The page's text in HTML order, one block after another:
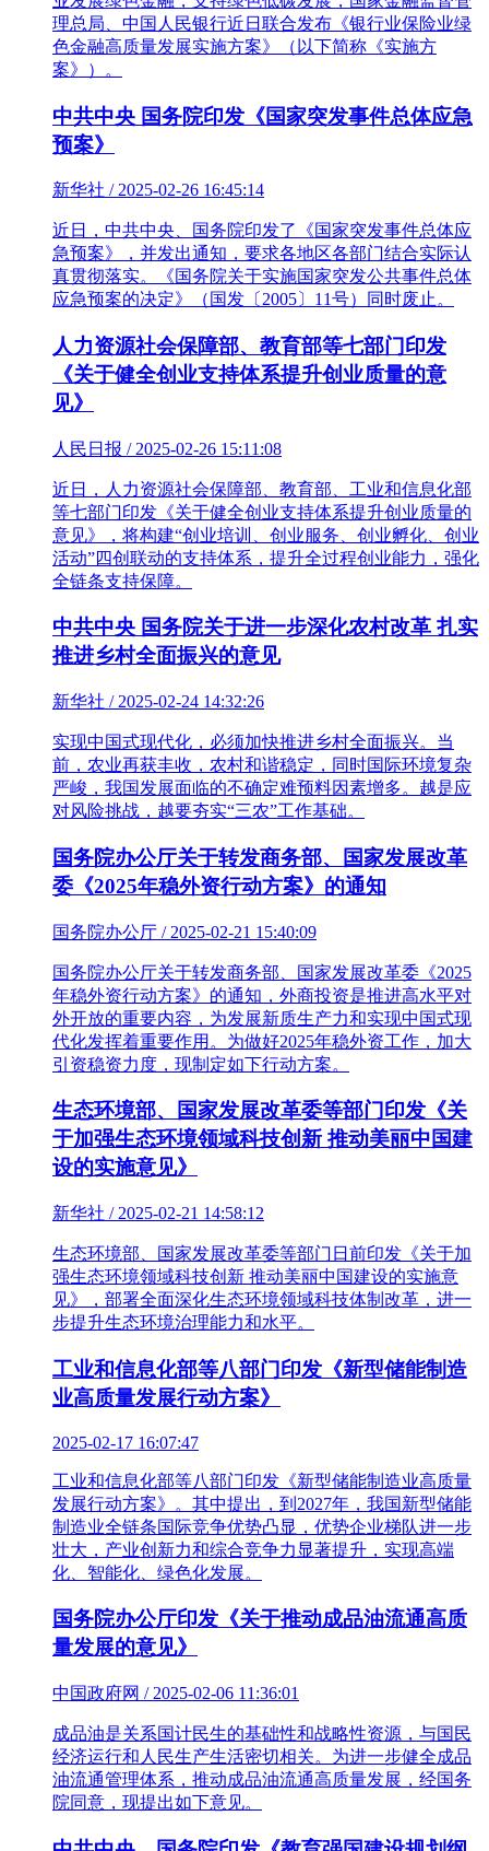
理总局、中国人民银行近日联合发布《银行业保险业绿
色金融高质量发展实施方案》（以下简称《实施方
案》）。
中共中央 国务院印发《国家突发事件总体应急
预案》
新华社 / 2025-02-26 16:45:14
近日，中共中央、国务院印发了《国家突发事件总体应
急预案》，并发出通知，要求各地区各部门结合实际认
真贯彻落实。《国务院关于实施国家突发公共事件总体
应急预案的决定》（国发〔2005〕11号）同时废止。
人力资源社会保障部、教育部等七部门印发
《关于健全创业支持体系提升创业质量的意
见》
人民日报 / 2025-02-26 15:11:08
近日，人力资源社会保障部、教育部、工业和信息化部
等七部门印发《关于健全创业支持体系提升创业质量的
意见》，将构建“创业培训、创业服务、创业孵化、创业
活动”四创联动的支持体系，提升全过程创业能力，强化
全链条支持保障。
中共中央 国务院关于进一步深化农村改革 扎实
推进乡村全面振兴的意见
新华社 / 2025-02-24 14:32:26
实现中国式现代化，必须加快推进乡村全面振兴。当
前，农业再获丰收，农村和谐稳定，同时国际环境复杂
严峻，我国发展面临的不确定难预料因素增多。越是应
对风险挑战，越要夯实“三农”工作基础。
国务院办公厅关于转发商务部、国家发展改革
委《2025年稳外资行动方案》的通知
国务院办公厅 / 2025-02-21 15:40:09
国务院办公厅关于转发商务部、国家发展改革委《2025
年稳外资行动方案》的通知，外商投资是推进高水平对
外开放的重要内容，为发展新质生产力和实现中国式现
代化发挥着重要作用。为做好2025年稳外资工作，加大
引资稳资力度，现制定如下行动方案。
生态环境部、国家发展改革委等部门印发《关
于加强生态环境领域科技创新 推动美丽中国建
设的实施意见》
新华社 / 2025-02-21 14:58:12
生态环境部、国家发展改革委等部门日前印发《关于加
强生态环境领域科技创新 推动美丽中国建设的实施意
见》，部署全面深化生态环境领域科技体制改革，进一
步提升生态环境治理能力和水平。
工业和信息化部等八部门印发《新型储能制造
业高质量发展行动方案》
2025-02-17 16:07:47
工业和信息化部等八部门印发《新型储能制造业高质量
发展行动方案》。其中提出，到2027年，我国新型储能
制造业全链条国际竞争优势凸显，优势企业梯队进一步
壮大，产业创新力和综合竞争力显著提升，实现高端
化、智能化、绿色化发展。
国务院办公厅印发《关于推动成品油流通高质
量发展的意见》
中国政府网 / 2025-02-06 11:36:01
成品油是关系国计民生的基础性和战略性资源，与国民
经济运行和人民生产生活密切相关。为进一步健全成品
油流通管理体系，推动成品油流通高质量发展，经国务
院同意，现提出如下意见。